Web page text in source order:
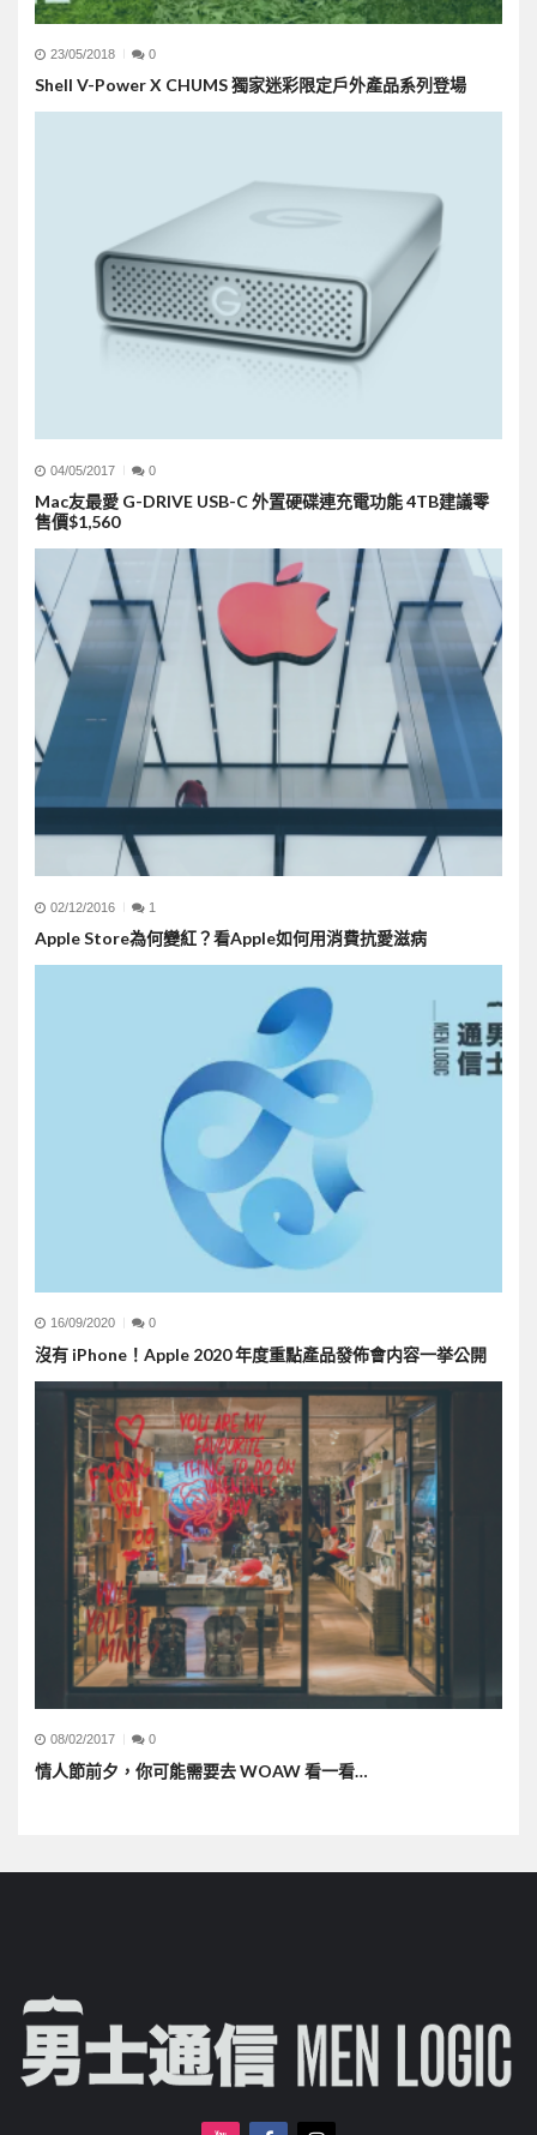
23/05/2018 0
Shell V-Power X CHUMS 獨家迷彩限定戶外產品系列登場
04/05/2017 0
Mac友最愛 G-DRIVE USB-C 外置硬碟連充電功能 4TB建議零
售價$1,560
02/12/2016 1
Apple Store為何變紅？看Apple如何用消費抗愛滋病
16/09/2020 0
沒有 iPhone！Apple 2020 年度重點產品發佈會内容一挙公開
08/02/2017 0
情人節前夕，你可能需要去 WOAW 看一看…